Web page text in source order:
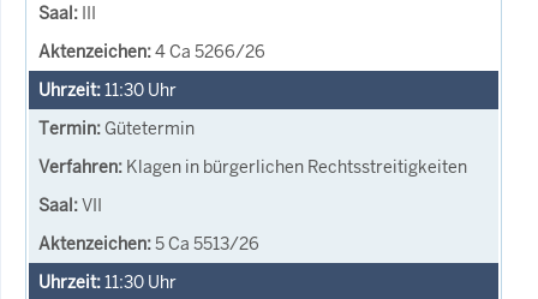
III
4 Ca 5266/26
11:30 Uhr
Gütetermin
Klagen in bürgerlichen Rechtsstreitigkeiten
VII
5 Ca 5513/26
11:30 Uhr